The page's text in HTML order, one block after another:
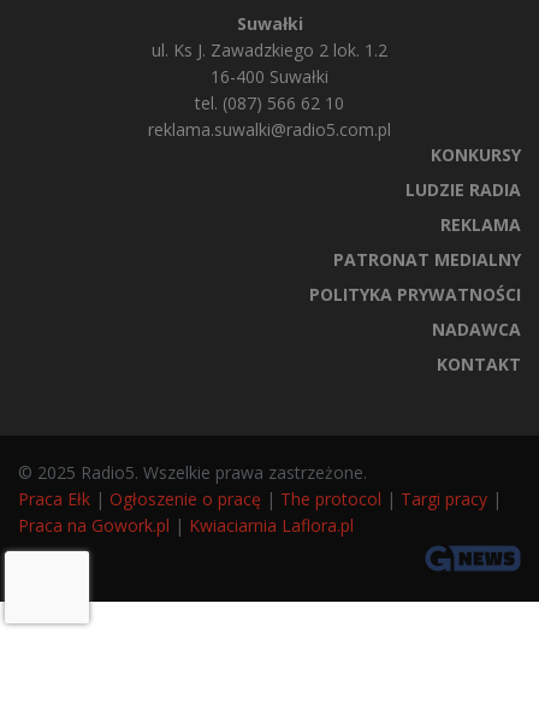
Suwałki
ul. Ks J. Zawadzkiego 2 lok. 1.2
16-400 Suwałki
tel. (087) 566 62 10
reklama.suwalki@radio5.com.pl
KONKURSY
LUDZIE RADIA
REKLAMA
PATRONAT MEDIALNY
POLITYKA PRYWATNOŚCI
NADAWCA
KONTAKT
© 2025 Radio5. Wszelkie prawa zastrzeżone.
Praca Ełk | Ogłoszenie o pracę | The protocol | Targi pracy |
Praca na Gowork.pl | Kwiaciarnia Laflora.pl